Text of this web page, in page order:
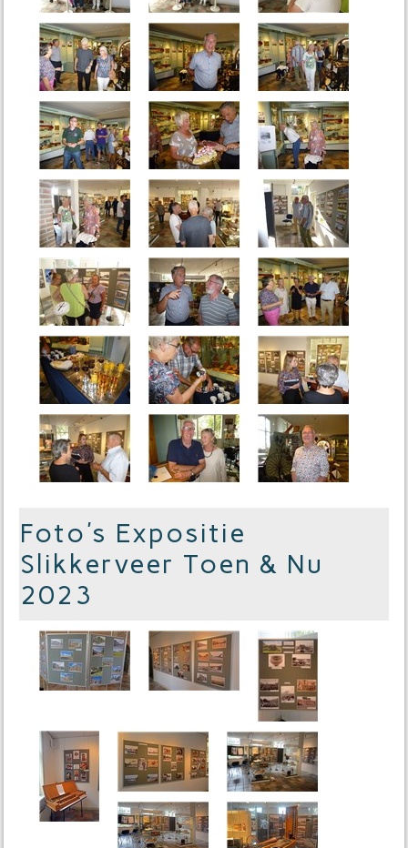
Foto's Expositie
Slikkerveer Toen & Nu
2023